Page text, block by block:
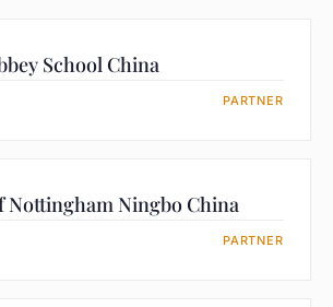
School China
PARTNER
Nottingham Ningbo China
PARTNER